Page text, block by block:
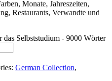
Monate, Jahreszeiten,
Restaurants, Verwandte und
Selbststudium - 9000 Wörter
German Collection,